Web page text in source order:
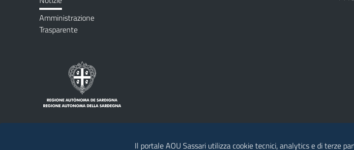
Amministrazione
Trasparente
Il portale AOU Sassari utilizza cookie tecnici, analytics e di terze